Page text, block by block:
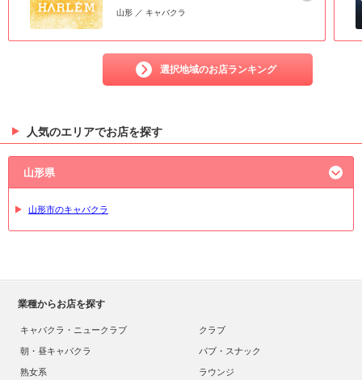
山形 ／ キャバクラ
選択地域のお店ランキング
人気のエリアでお店を探す
山形県
山形市のキャバクラ
業種からお店を探す
キャバクラ・ニュークラブ
クラブ
朝・昼キャバクラ
パブ・スナック
熟女系
ラウンジ